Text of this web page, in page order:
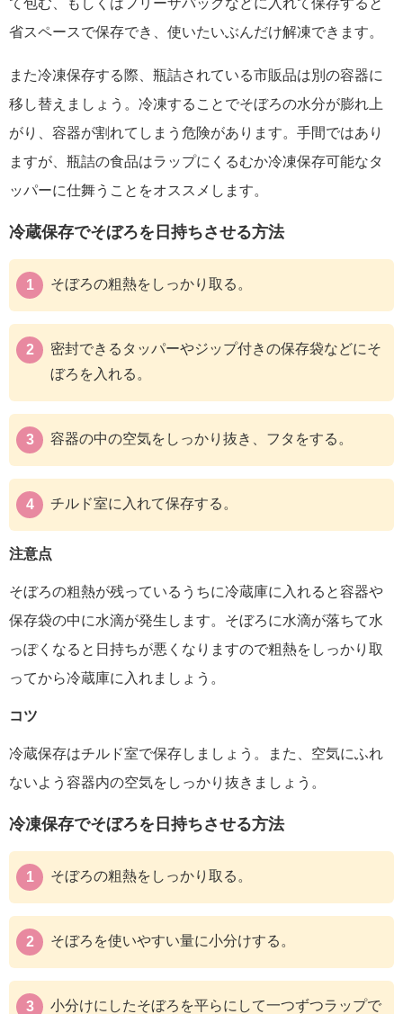
て包む、もしくはフリーザパックなどに入れて保存すると
省スペースで保存でき、使いたいぶんだけ解凍できます。
また冷凍保存する際、瓶詰されている市販品は別の容器に
移し替えましょう。冷凍することでそぼろの水分が膨れ上
がり、容器が割れてしまう危険があります。手間ではあり
ますが、瓶詰の食品はラップにくるむか冷凍保存可能なタ
ッパーに仕舞うことをオススメします。
冷蔵保存でそぼろを日持ちさせる方法
そぼろの粗熱をしっかり取る。
密封できるタッパーやジップ付きの保存袋などにそ
ぼろを入れる。
容器の中の空気をしっかり抜き、フタをする。
チルド室に入れて保存する。
注意点
そぼろの粗熱が残っているうちに冷蔵庫に入れると容器や
保存袋の中に水滴が発生します。そぼろに水滴が落ちて水
っぽくなると日持ちが悪くなりますので粗熱をしっかり取
ってから冷蔵庫に入れましょう。
コツ
冷蔵保存はチルド室で保存しましょう。また、空気にふれ
ないよう容器内の空気をしっかり抜きましょう。
冷凍保存でそぼろを日持ちさせる方法
そぼろの粗熱をしっかり取る。
そぼろを使いやすい量に小分けする。
小分けにしたそぼろを平らにして一つずつラップで